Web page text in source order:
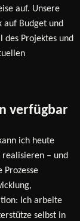
auf. Unsere
Budget und
des Projektes und
verfügbar
ich heute
– und
Ich arbeite
selbst in